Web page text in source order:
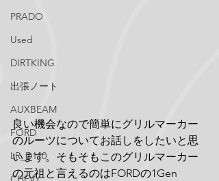
PRADO
Used
DIRTKING
出張ノート
AUXBEAM
FORD
LR_D110
良い機会なので簡単にグリルマーカー
のルーツについてお話しをしたいと思
います。そもそもこのグリルマーカー
の元祖と言えるのはFORDの1Gen